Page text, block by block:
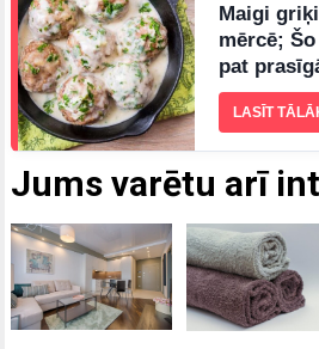
Jums varētu arī
Maigi
mērcē;
pat
LASĪT